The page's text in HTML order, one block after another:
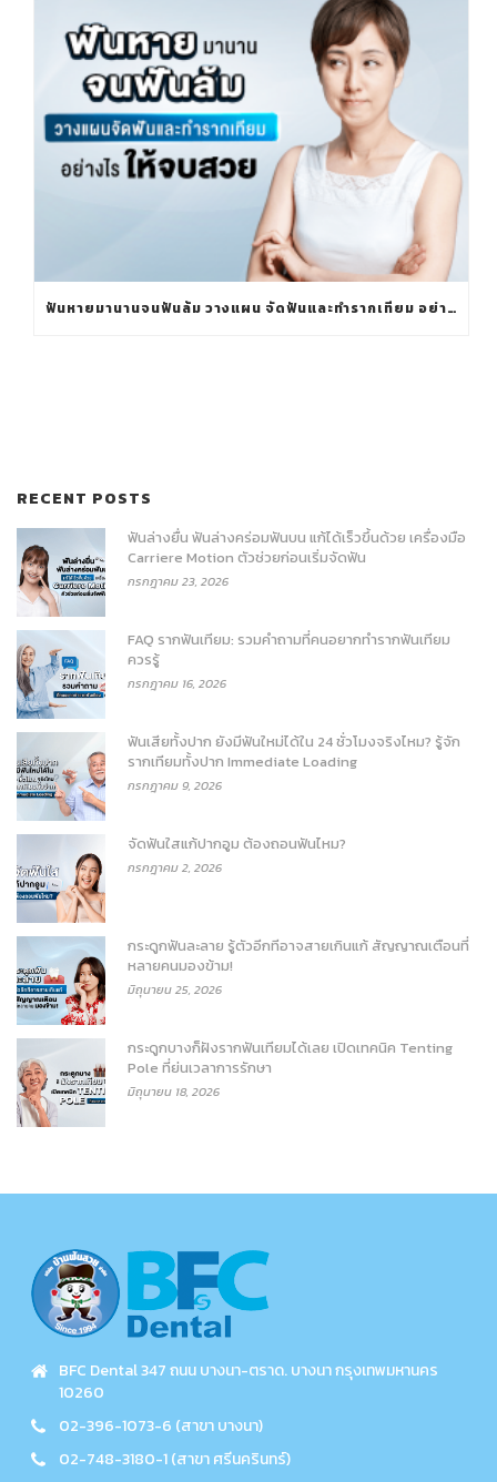
ฟันหายมานานจนฟันล้ม วางแผน จัดฟันและทำรากเทียม อย่างไรให้จบสวย
RECENT POSTS
ฟันล่างยื่น ฟันล่างคร่อมฟันบน แก้ได้เร็วขึ้นด้วย เครื่องมือ
Carriere Motion ตัวช่วยก่อนเริ่มจัดฟัน
กรกฎาคม 23, 2026
FAQ รากฟันเทียม: รวมคำถามที่คนอยากทำรากฟันเทียม
ควรรู้
กรกฎาคม 16, 2026
ฟันเสียทั้งปาก ยังมีฟันใหม่ได้ใน 24 ชั่วโมงจริงไหม? รู้จัก
รากเทียมทั้งปาก Immediate Loading
กรกฎาคม 9, 2026
จัดฟันใสแก้ปากอูม ต้องถอนฟันไหม?
กรกฎาคม 2, 2026
กระดูกฟันละลาย รู้ตัวอีกทีอาจสายเกินแก้ สัญญาณเตือนที่
หลายคนมองข้าม!
มิถุนายน 25, 2026
กระดูกบางก็ฝังรากฟันเทียมได้เลย เปิดเทคนิค Tenting
Pole ที่ย่นเวลาการรักษา
มิถุนายน 18, 2026
BFC Dental 347 ถนน บางนา-ตราด. บางนา กรุงเทพมหานคร
10260
02-396-1073-6 (สาขา บางนา)
02-748-3180-1 (สาขา ศรีนครินทร์)